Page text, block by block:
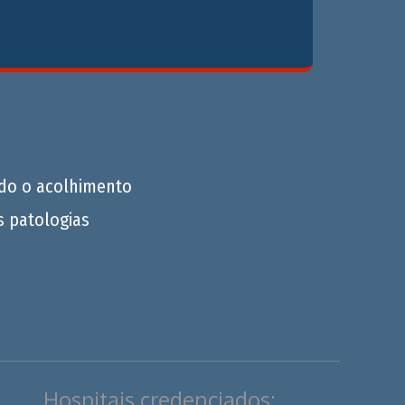
o acolhimento
patologias
Hospitais credenciados: